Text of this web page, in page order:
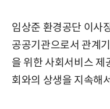
임상준 환경공단 이사
공공기관으로서 관계
을 위한 사회서비스 제
회와의 상생을 지속해